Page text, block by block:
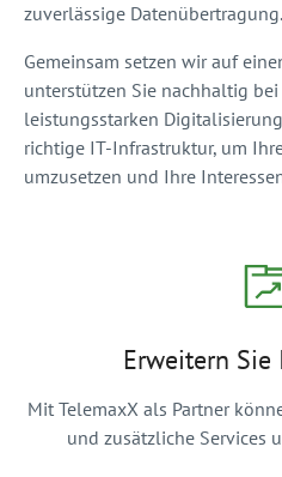
zuverlässige Datenübertragung.
Gemeinsam setzen wir auf
unterstützen Sie nachhaltig
leistungsstarken
richtige IT-Infrastruktur, um
umzusetzen und Ihre
Erweitern
Mit TelemaxX als Partner
und zusätzliche Services